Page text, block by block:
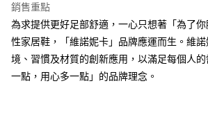
相關說明
【關於「AFTEE先享後付」】
AFTEE先享後付是「在收到商品之後才付款」的支
便利好安心！
１．簡單：不需註冊會員、不需綁卡、不需儲值。
２．便利：只要手機號碼，簡訊認證，即可結帳。
銷售重點
為求提供更好足部舒適，一心只想著「為了
性家居鞋，「維諾妮卡」品牌應運而生。維
境、習慣及材質的創新應用，以滿足每個人
一點，用心多一點」的品牌理念。